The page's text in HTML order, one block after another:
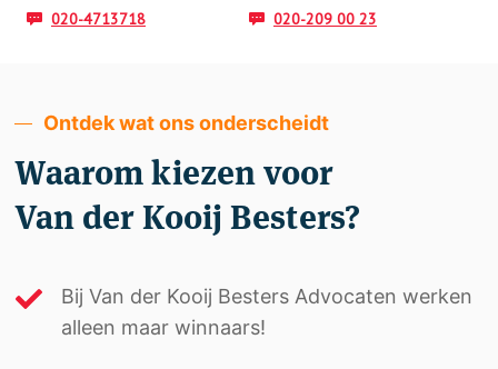
020-4713718
020-209 00 23
Ontdek wat ons onderscheidt
Waarom kiezen voor
Van der Kooij Besters?
Bij Van der Kooij Besters Advocaten werken
alleen maar winnaars!